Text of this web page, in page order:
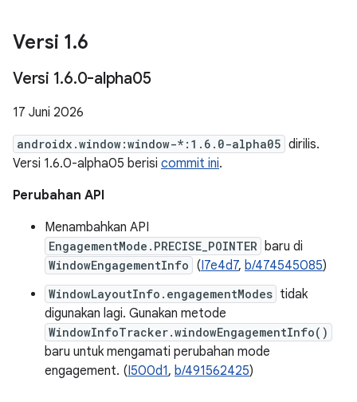
Versi 1.6
Versi 1.6.0-alpha05
17 Juni 2026
androidx.window:window-*:1.6.0-alpha05 dirilis.
Versi 1.6.0-alpha05 berisi commit ini.
Perubahan API
Menambahkan API
EngagementMode.PRECISE_POINTER baru di
WindowEngagementInfo (I7e4d7, b/474545085)
WindowLayoutInfo.engagementModes tidak
digunakan lagi. Gunakan metode
WindowInfoTracker.windowEngagementInfo()
baru untuk mengamati perubahan mode
engagement. (I500d1, b/491562425)